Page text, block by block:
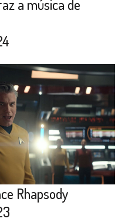
a música de
Rhapsody